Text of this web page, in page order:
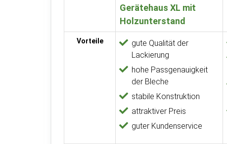
Gerätehaus XL mit
Holzunterstand
Vorteile
gute Qualität der
Lackierung
hohe Passgenauigkeit
der Bleche
stabile Konstruktion
attraktiver Preis
guter Kundenservice